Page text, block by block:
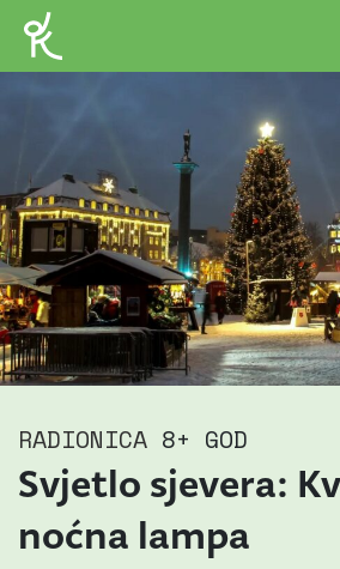
RADIONICA 8+ GOD
Svjetlo sjevera:
noćna lampa